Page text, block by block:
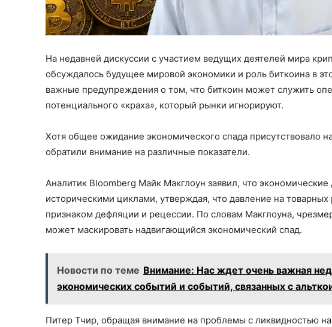
На недавней дискуссии с участием ведущих деятелей мира
обсуждалось будущее мировой экономики и роль биткоина в
важные предупреждения о том, что биткоин может служить
потенциального «краха», который рынки игнорируют.
Хотя общее ожидание экономического спада присутствовало
обратили внимание на различные показатели.
Аналитик Bloomberg Майк Макглоун заявил, что
историческими циклами, утверждая, что давление на товарных
признаком дефляции и рецессии. По словам Макглоуна,
может маскировать надвигающийся экономический спад.
Новости по теме Внимание: Нас ждет очень важная
экономических событий и событий, связанных с
Питер Тчир, обращая внимание на проблемы с ликвидностью